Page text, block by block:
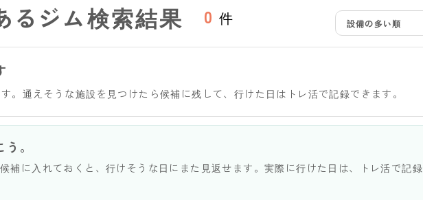
るジム検索結果 0 件 設備の多い順
。通えそうな施設を見つけたら候補に残して、行けた日はトレ活で記録できます。
。
補に入れておくと、行けそうな日にまた見返せます。実際に行けた日は、トレ活で記録